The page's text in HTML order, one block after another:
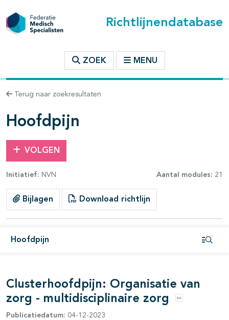
Richtlijnendatabase
ZOEK MENU
Terug naar zoekresultaten
Hoofdpijn
VOLGEN
Initiatief: NVN Aantal modules: 21
Bijlagen Download richtlijn
Hoofdpijn
binnen deze richtlijn
open- en dichtklappen
open- en dichtklappen
open- en dichtklappen
Clusterhoofdpijn: Organisatie van
zorg - multidisciplinaire zorg
Opties
Publicatiedatum: 04-12-2023